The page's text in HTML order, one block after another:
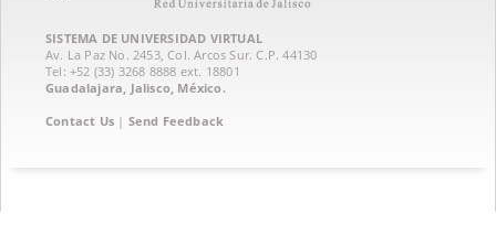
SISTEMA DE UNIVERSIDAD VIRTUAL
Av. La Paz No. 2453, Col. Arcos Sur. C.P. 44130
Tel: +52 (33) 3268 8888‏ ext. 18801
Guadalajara, Jalisco, México.
Contact Us | Send Feedback